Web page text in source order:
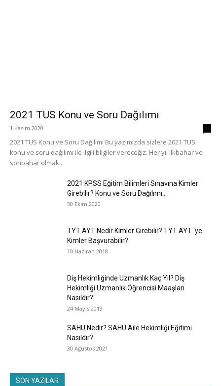
2021 TUS Konu ve Soru Dağılımı
1 Kasım 2020
2021 TUS Konu ve Soru Dağılımı Bu yazımızda sizlere 2021 TUS
konu ve soru dağılımı ile ilgili bilgiler vereceğiz. Her yıl ilkbahar ve
sonbahar olmak...
2021 KPSS Eğitim Bilimleri Sınavına Kimler
Girebilir? Konu ve Soru Dağılımı...
30 Ekim 2020
TYT AYT Nedir Kimler Girebilir? TYT AYT ‘ye
Kimler Başvurabilir?
10 Haziran 2018
Diş Hekimliğinde Uzmanlık Kaç Yıl? Diş
Hekimliği Uzmanlık Öğrencisi Maaşları
Nasıldır?
24 Mayıs 2019
SAHU Nedir? SAHU Aile Hekimliği Eğitimi
Nasıldır?
30 Ağustos 2021
SON YAZILAR